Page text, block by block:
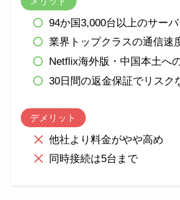
94か国3,000台以上のサー
業界トップクラスの通信速
Netflix海外版・中国本土へ
30日間の返金保証でリスク
デメリット
他社より料金がやや高め
同時接続は5台まで